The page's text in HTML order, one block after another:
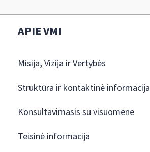
APIE VMI
Misija, Vizija ir Vertybės
Struktūra ir kontaktinė informacija
Konsultavimasis su visuomene
Teisinė informacija